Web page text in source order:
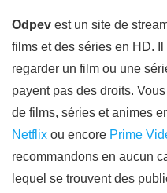
Odpev est un site de
films et des séries en HD.
regarder un film ou une
payent pas des droits.
de films, séries et animes
Netflix ou encore Prime
recommandons en aucun
lequel se trouvent des